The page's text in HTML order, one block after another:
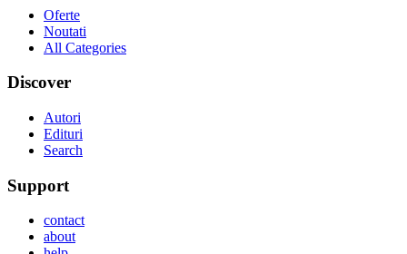
Oferte
Noutati
All Categories
Discover
Autori
Edituri
Search
Support
contact
about